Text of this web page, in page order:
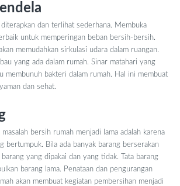
dan terlihat sederhana. Membuka
untuk memperingan beban bersih-bersih.
memudahkan sirkulasi udara dalam ruangan.
yang ada dalam rumah. Sinar matahari yang
membunuh bakteri dalam rumah. Hal ini membuat
dan sehat.
masalah bersih rumah menjadi lama adalah karena
bertumpuk. Bila ada banyak barang berserakan
yang dipakai dan yang tidak. Tata barang
barang lama. Penataan dan pengurangan
akan membuat kegiatan pembersihan menjadi